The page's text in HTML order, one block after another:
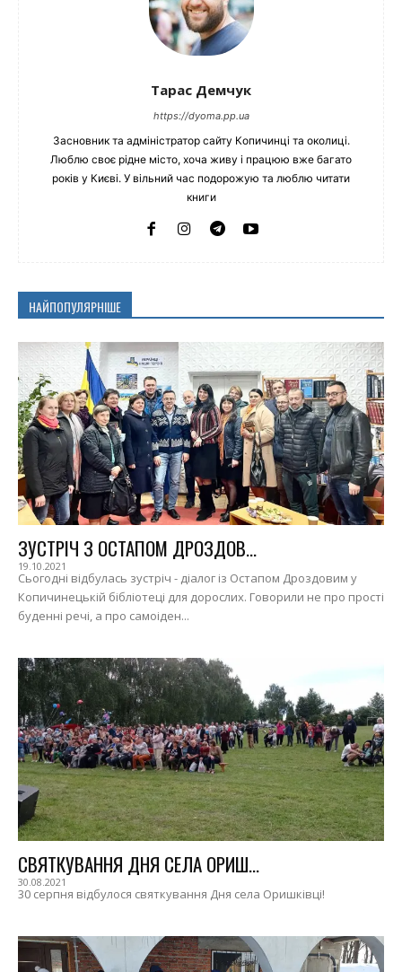
Тарас Демчук
https://dyoma.pp.ua
Засновник та адміністратор сайту Копичинці та околиці.
Люблю своє рідне місто, хоча живу і працюю вже багато
років у Києві. У вільний час подорожую та люблю читати
книги
НАЙПОПУЛЯРНІШЕ
ЗУСТРІЧ З ОСТАПОМ ДРОЗДОВ...
19.10.2021
Сьогодні відбулась зустріч - діалог із Остапом Дроздовим у
Копичинецькій бібліотеці для дорослих. Говорили не про прості
буденні речі, а про самоіден...
СВЯТКУВАННЯ ДНЯ СЕЛА ОРИШ...
30.08.2021
30 серпня відбулося святкування Дня села Оришківці!